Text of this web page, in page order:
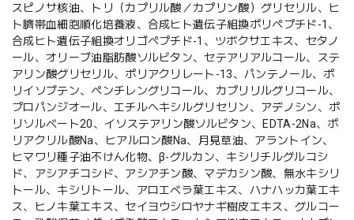
スピノサ核油、トリ（カプリル酸／カプリン酸）グリセリル、ヒ
ト臍帯血細胞順化培養液、合成ヒト遺伝子組換ポリペプチド-1、
合成ヒト遺伝子組換オリゴペプチド-1、ツボクサエキス、セタノ
ール、オリーブ油脂肪酸ソルビタン、セテアリアルコール、ステ
アリン酸グリセリル、ポリアクリレート-13、パンテノール、ポ
リイソブテン、ペンチレングリコール、カプリリルグリコール、
プロパンジオール、エチルヘキシルグリセリン、アデノシン、ポ
リソルベート20、イソステアリン酸ソルビタン、EDTA-2Na、ポ
リアクリル酸Na、ヒアルロン酸Na、月見草油、アラントイン、
ヒマワリ種子油不けん化物、β-グルカン、キシリチルグルコシ
ド、アシアチコシド、アシアチン酸、マデカシン酸、無水キシリ
トール、キシリトール、アロエベラ葉エキス、ハナハッカ葉エキ
ス、ヒノキ葉エキス、セイヨウシロヤナギ樹皮エキス、グルコー